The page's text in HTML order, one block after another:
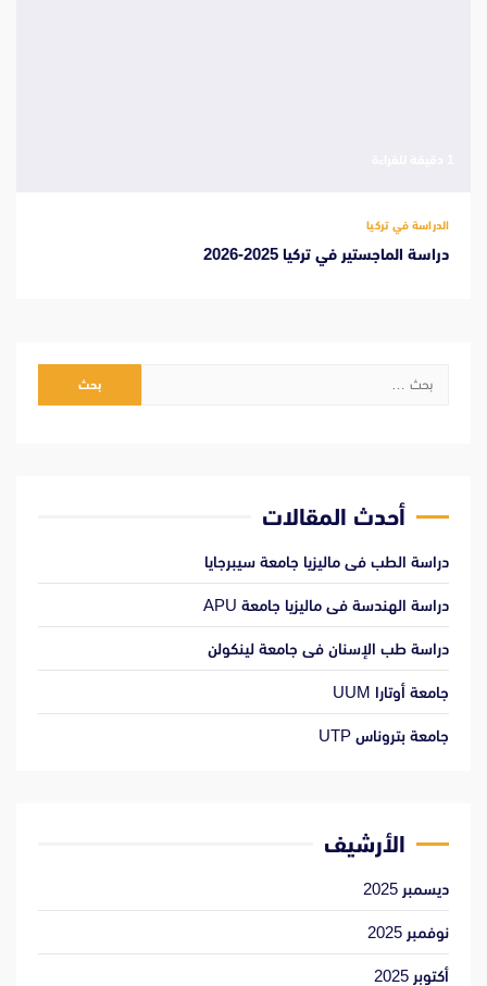
الدراسة في تركيا
دراسة الماجستير في تركيا 2025-2026
البحث
أحدث المقالات
دراسة الطب فى ماليزيا جامعة سيبرجايا
دراسة الهندسة فى ماليزيا جامعة APU
دراسة طب الإسنان فى جامعة لينكولن
جامعة أوتارا UUM
جامعة بتروناس UTP
الأرشيف
ديسمبر 2025
نوفمبر 2025
أكتوبر 2025